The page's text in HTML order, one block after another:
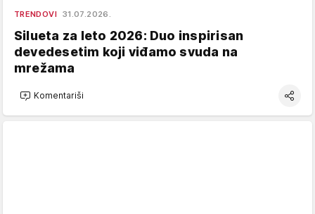
TRENDOVI 31.07.2026.
Silueta za leto 2026: Duo inspirisan
devedesetim koji viđamo svuda na
mrežama
Komentariši